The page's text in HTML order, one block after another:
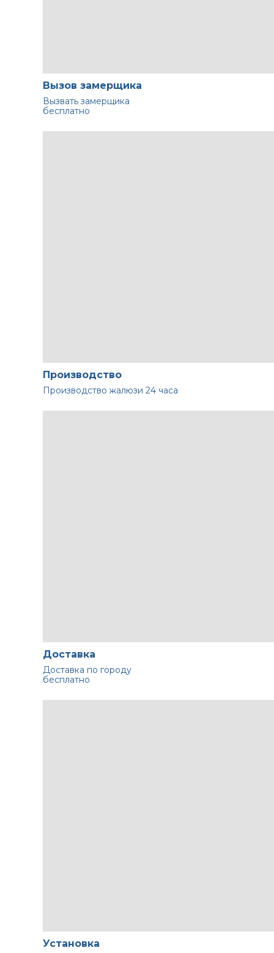
Вызов замерщика
Вызвать замерщика
бесплатно
Производство
Производство жалюзи 24 часа
Доставка
Доставка по городу
бесплатно
Установка